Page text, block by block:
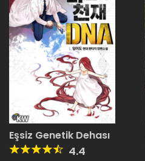
Eşsiz Genetik Dehası
4.4